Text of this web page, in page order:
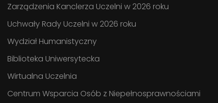
Zarządzenia Kanclerza Uczelni w 2026 roku
Uchwały Rady Uczelni w 2026 roku
Wydział Humanistyczny
Biblioteka Uniwersytecka
Wirtualna Uczelnia
Centrum Wsparcia Osób z Niepełnosprawnościami